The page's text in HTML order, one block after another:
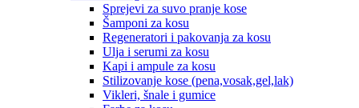
Sprejevi za suvo pranje kose
Šamponi za kosu
Regeneratori i pakovanja za kosu
Ulja i serumi za kosu
Kapi i ampule za kosu
Stilizovanje kose (pena,vosak,gel,lak)
Vikleri, šnale i gumice